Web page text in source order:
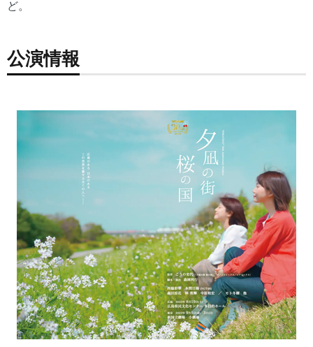
ど。
公演情報